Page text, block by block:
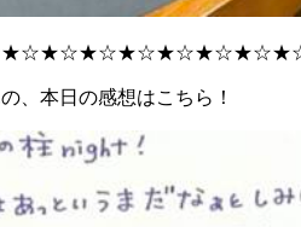
、本日の感想はこちら！